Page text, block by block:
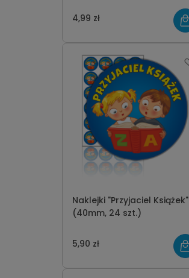
4,99 zł
Naklejki "Przyjaciel Książek"
(40mm, 24 szt.)
5,90 zł